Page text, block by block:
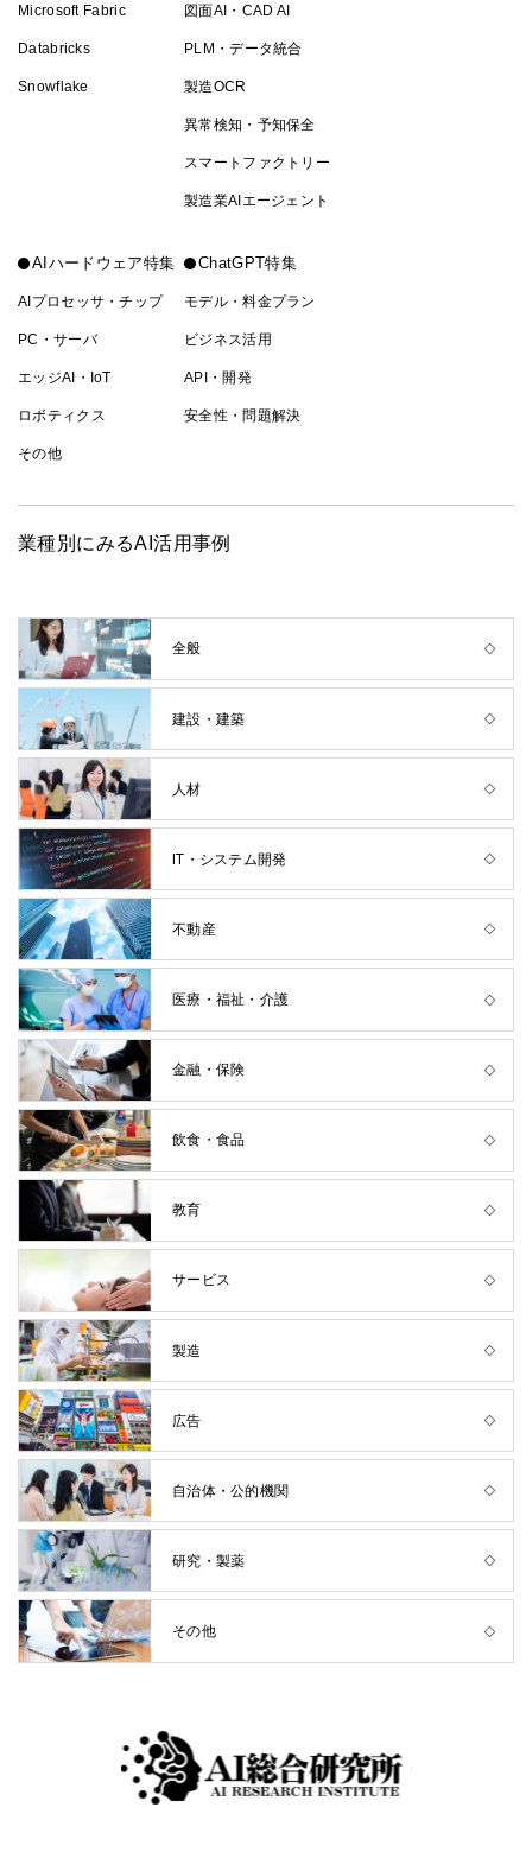
Microsoft Fabric
Databricks
Snowflake
図面AI・CAD AI
PLM・データ統合
製造OCR
異常検知・予知保全
スマートファクトリー
製造業AIエージェント
AIハードウェア特集
AIプロセッサ・チップ
PC・サーバ
エッジAI・IoT
ロボティクス
その他
ChatGPT特集
モデル・料金プラン
ビジネス活用
API・開発
安全性・問題解決
業種別にみるAI活用事例
全般
建設・建築
人材
IT・システム開発
不動産
医療・福祉・介護
金融・保険
飲食・食品
教育
サービス
製造
広告
自治体・公的機関
研究・製薬
その他